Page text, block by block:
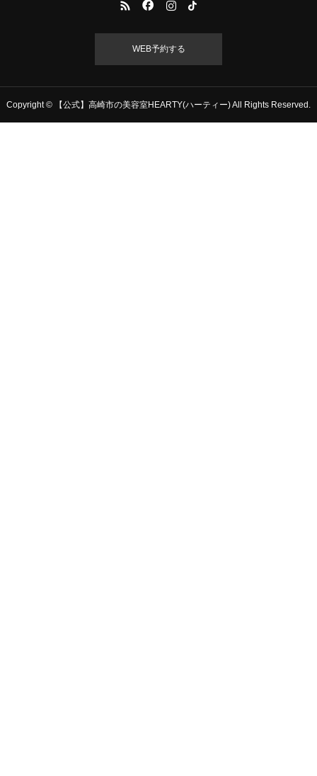
WEB予約する
Copyright © 【公式】高崎市の美容室HEARTY(ハーティー) All Rights Reserved.